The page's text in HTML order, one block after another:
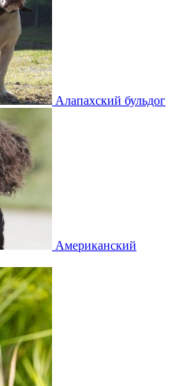
Алапахский бульдог
Американский